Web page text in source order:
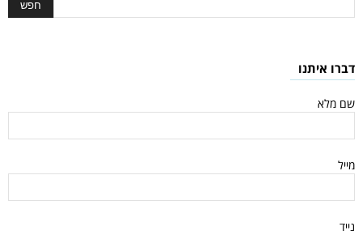
דברו איתנו
שם מלא
מייל
נייד